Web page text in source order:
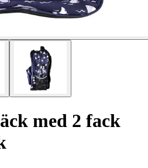
med 2 fack